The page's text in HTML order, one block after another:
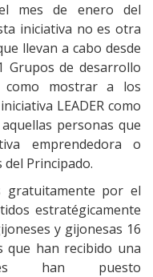
mes de enero del
iniciativa no es otra
llevan a cabo desde
Grupos de desarrollo
mostrar a los
LEADER como
personas que
emprendedora o
Principado.
gratuitamente por el
estratégicamente
y gijonesas 16
que han recibido una
han puesto